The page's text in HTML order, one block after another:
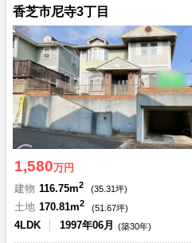
3100m（徒歩約39分）
香芝市尼寺3丁目
1,580万円
建物 116.75m2 (35.31坪)
土地 170.81m2 (51.67坪)
4LDK 1997年06月 (築30年)